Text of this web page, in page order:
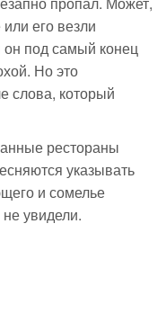
его везли
он под самый конец
Но это
слова, который
рестораны
указывать
и сомелье
увидели.